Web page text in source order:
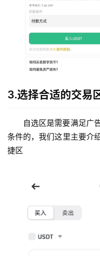
3.选择合适的交易
自选区是需要满足广
条件的，我们这里主要介
捷区